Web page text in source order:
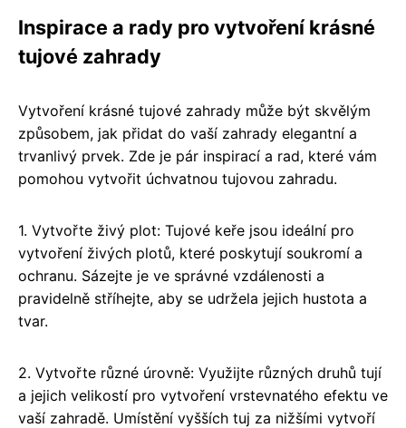
Inspirace a rady pro vytvoření krásné
tujové zahrady
Vytvoření krásné tujové zahrady může být skvělým
způsobem, jak přidat do vaší zahrady elegantní a
trvanlivý prvek. Zde je pár inspirací a rad, které vám
pomohou vytvořit úchvatnou tujovou zahradu.
1. Vytvořte živý plot: Tujové keře jsou ideální pro
vytvoření živých plotů, které poskytují soukromí a
ochranu. Sázejte je ve správné vzdálenosti a
pravidelně stříhejte, aby se udržela jejich hustota a
tvar.
2. Vytvořte různé úrovně: Využijte různých druhů tují
a jejich velikostí pro vytvoření vrstevnatého efektu ve
vaší zahradě. Umístění vyšších tuj za nižšími vytvoří